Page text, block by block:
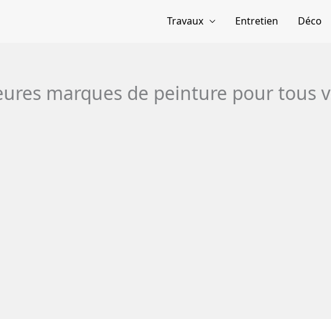
Travaux Entretien Déco
marques de peinture pour tous